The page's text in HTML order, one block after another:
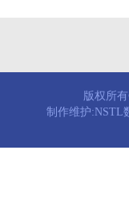
版权所
制作维护:NSTL